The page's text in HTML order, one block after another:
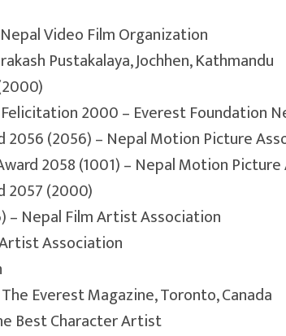
Video Film Organization
Pustakalaya, Jochhen, Kathmandu
2000 – Everest Foundation
2056 (2056) – Nepal Motion Picture
2058 (1001) – Nepal Motion Picture
2057 (2000)
– Nepal Film Artist Association
Association
Everest Magazine, Toronto, Canada
Best Character Artist